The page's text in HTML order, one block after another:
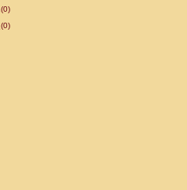
(0)
(0)